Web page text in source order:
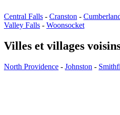
Central Falls - Cranston -
Valley Falls - Woonsocket
Villes et villages
North Providence - Johnston -